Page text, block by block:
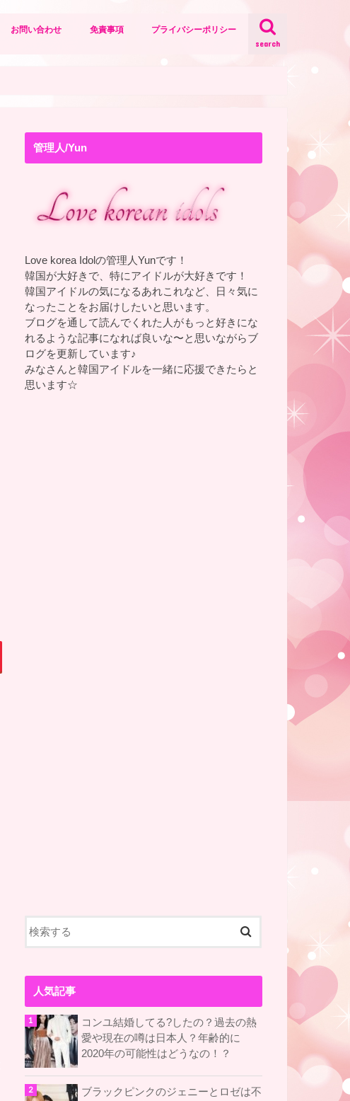
search
お問い合わせ 免責事項 プライバシーポリシー
管理人/Yun
Love korea Idolの管理人Yunです！
韓国が大好きで、特にアイドルが大好きです！
韓国アイドルの気になるあれこれなど、日々気に
なったことをお届けしたいと思います。
ブログを通して読んでくれた人がもっと好きにな
れるような記事になれば良いな〜と思いながらブ
ログを更新しています♪
みなさんと韓国アイドルを一緒に応援できたらと
思います☆
人気記事
コンユ結婚してる?したの？過去の熱
愛や現在の噂は日本人？年齢的に
2020年の可能性はどうなの！？
ブラックピンクのジェニーとロゼは不